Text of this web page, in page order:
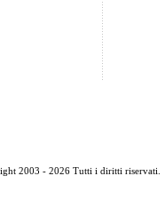
2003 - 2026 Tutti i diritti riservati.